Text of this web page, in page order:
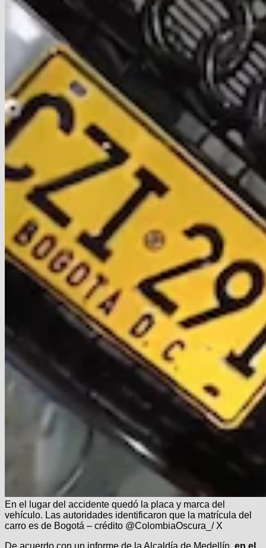
En el lugar del accidente quedó la placa y marca del
vehículo. Las autoridades identificaron que la matrícula del
carro es de Bogotá – crédito @ColombiaOscura_/ X
De acuerdo con un informe de la Alcaldía de Medellín, en el